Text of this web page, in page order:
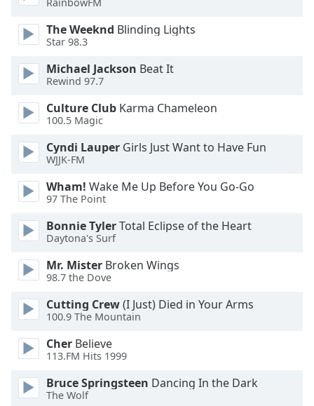
window.
Escape
cancel
close
window.
Color
Opacity
Background
Color
Opacity
Caption
Area
RainbowFM
The Weeknd Blinding Lights
Star 98.3
Michael Jackson Beat It
Rewind 97.7
Culture Club Karma Chameleon
100.5 Magic
Cyndi Lauper Girls Just Want to Have Fun
WJJK-FM
Wham! Wake Me Up Before You Go-Go
97 The Point
Bonnie TylerTotal Eclipse of the Heart
Daytona's Surf
Mr. Mister Broken Wings
98.7 the Dove
Cutting Crew(I Just) Died in Your Arms
100.9 The Mountain
Cher Believe
113.FM Hits 1999
Bruce Springsteen Dancing In the Dark
The Wolf